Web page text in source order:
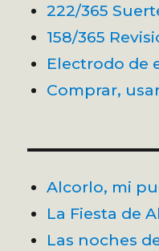
222/365
158/365
Electrodo de
Comprar,
Alcorlo, mi
La Fiesta de
Las noches